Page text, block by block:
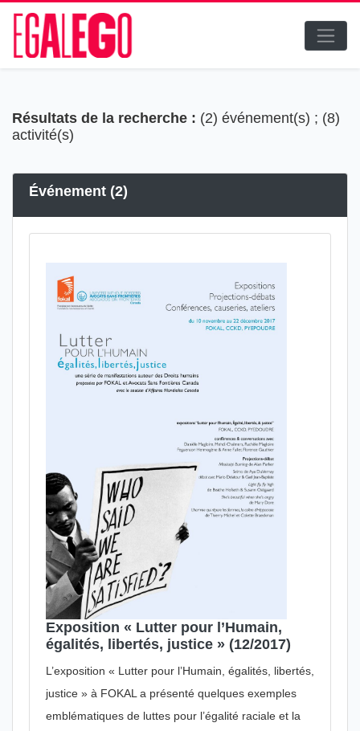
Résultats de la recherche : (2) événement(s) ; (8)
activité(s)
Événement (2)
Exposition « Lutter pour l’Humain,
égalités, libertés, justice » (12/2017)
L’exposition « Lutter pour l’Humain, égalités, libertés,
justice » à FOKAL a présenté quelques exemples
emblématiques de luttes pour l’égalité raciale et la